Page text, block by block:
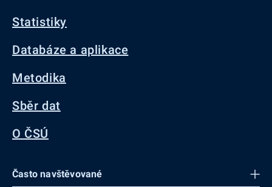
Statistiky
Databáze a aplikace
Metodika
Sběr dat
O ČSÚ
Často navštěvované